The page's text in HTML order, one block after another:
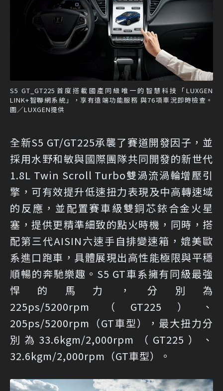
S5 GT_GT225首度搭載國產同級唯一的智慧科技「LUXGEN
LINK+智聯網系統」，享有遠端功能服務 與76項車況即時檢查。
圖／LUXGEN提供
全新S5 GT/GT225承襲了賽道開發因子，並
採用水野和敏與國際團隊共同開發的新世代
1.8L Twin Scroll Turbo雙渦流渦輪增壓引
擎，可有效提升低速扭力表現及中高轉速域
的反應，並配置賽車級雙銅芯銥合金火星
塞，提供更精準細致的點火時機，同時，搭
配第三代AISIN六速手自排變速箱，媲美歐
系進口跑車，具體展現出高性能極限與平穩
順暢的奔馳樂趣。S5 GT車系擁有同級最強
悍的馬力，分別為
225ps/5200rpm（GT225）、
205ps/5200rpm（GT車型），最大扭力分
別為33.6kgm/2,000rpm（GT225）、
32.6kgm/2,000rpm（GT車型）。